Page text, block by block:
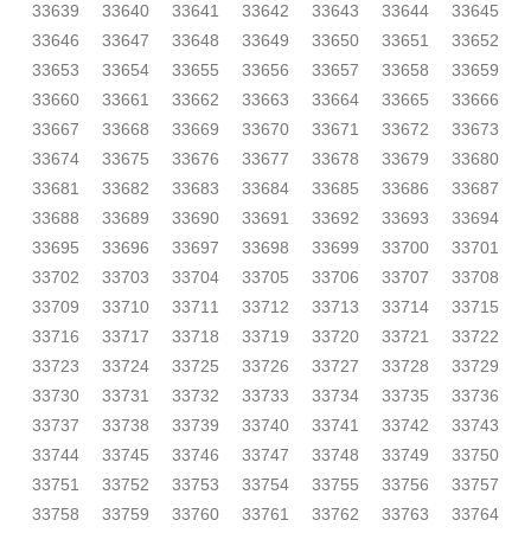
33639
33640 33641 33642 33643 33644
33645
33646
33647 33648 33649 33650 33651
33652
33653
33654 33655 33656 33657 33658
33659
33660
33661 33662 33663 33664 33665
33666
33667
33668 33669 33670 33671 33672
33673
33674
33675 33676 33677 33678 33679
33680
33681
33682 33683 33684 33685 33686
33687
33688
33689 33690 33691 33692 33693
33694
33695
33696 33697 33698 33699 33700
33701
33702
33703 33704 33705 33706 33707
33708
33709
33710 33711 33712 33713 33714
33715
33716
33717 33718 33719 33720 33721
33722
33723
33724 33725 33726 33727 33728
33729
33730
33731 33732 33733 33734 33735
33736
33737
33738 33739 33740 33741 33742
33743
33744
33745 33746 33747 33748 33749
33750
33751
33752 33753 33754 33755 33756
33757
33758
33759 33760 33761 33762 33763
33764